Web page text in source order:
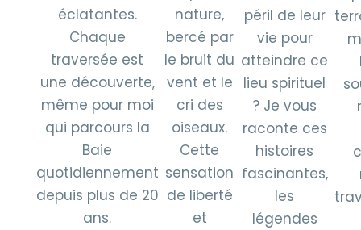
éclatantes.
Chaque
traversée est
une découverte,
même pour moi
qui parcours la
Baie
quotidiennement
depuis plus de 20
ans.
nature,
bercé par
le bruit du
vent et le
cri des
oiseaux.
Cette
sensation
de liberté
et
péril de leur
vie pour
atteindre ce
lieu spirituel
? Je vous
raconte ces
histoires
fascinantes,
les
légendes